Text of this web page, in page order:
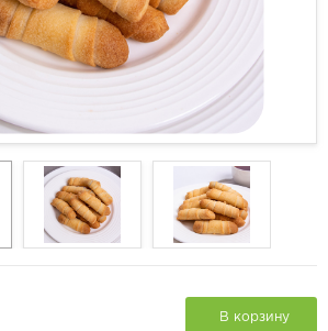
В корзину